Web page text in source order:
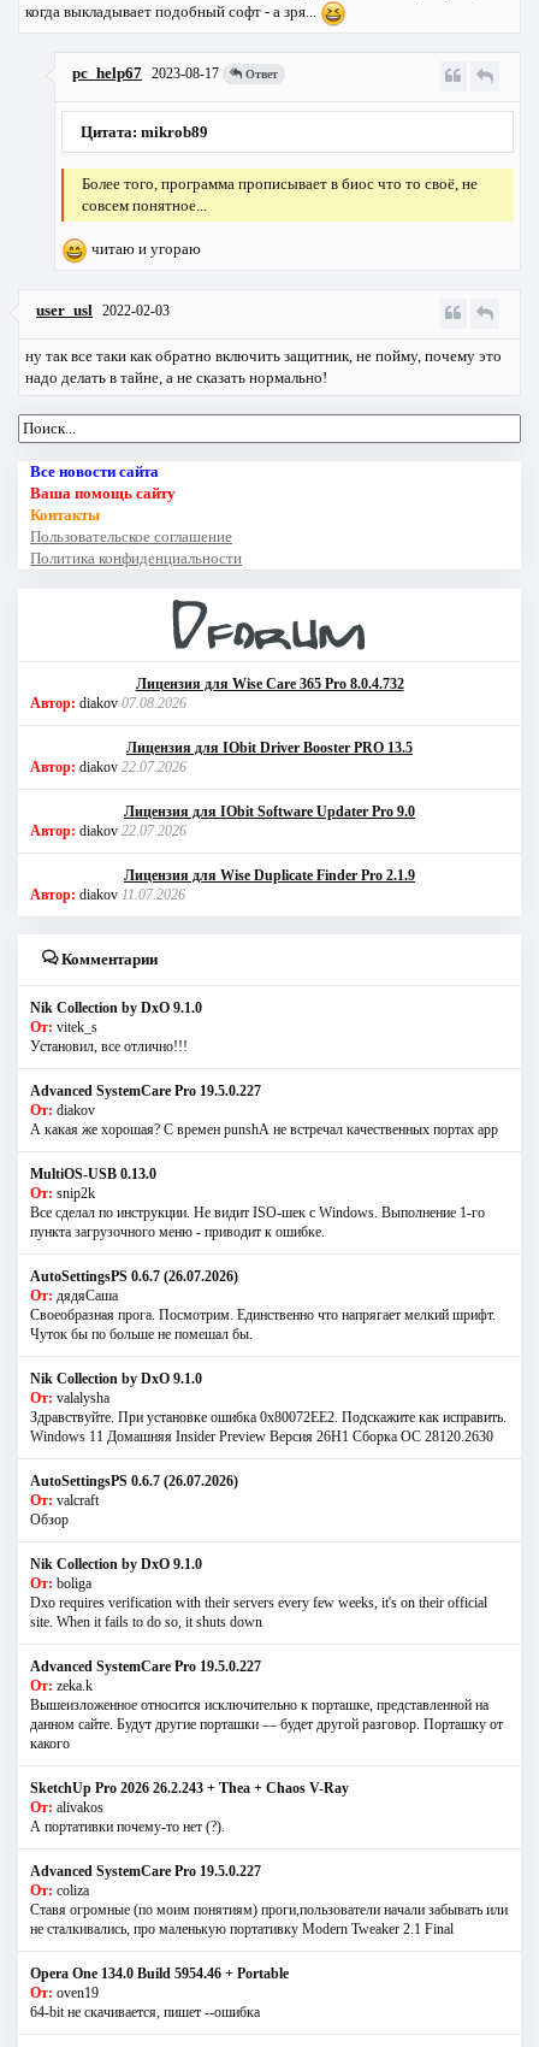
когда выкладывает подобный софт - а зря...
pc_help67 2023-08-17 Ответ
Цитата: mikrob89
Более того, программа прописывает в биос что то своё, не
совсем понятное...
читаю и угораю
user_usl 2022-02-03
ну так все таки как обратно включить защитник, не пойму, почему это
надо делать в тайне, а не сказать нормально!
Все новости сайта
Ваша помощь сайту
Контакты
Пользовательское соглашение
Политика конфиденциальности
Лицензия для Wise Care 365 Pro 8.0.4.732
Автор: diakov 07.08.2026
Лицензия для IObit Driver Booster PRO 13.5
Автор: diakov 22.07.2026
Лицензия для IObit Software Updater Pro 9.0
Автор: diakov 22.07.2026
Лицензия для Wise Duplicate Finder Pro 2.1.9
Автор: diakov 11.07.2026
Комментарии
Nik Collection by DxO 9.1.0
От: vitek_s
Установил, все отлично!!!
Advanced SystemCare Pro 19.5.0.227
От: diakov
А какая же хорошая? С времен punshА не встречал качественных портах app
MultiOS-USB 0.13.0
От: snip2k
Все сделал по инструкции. Не видит ISO-шек с Windows. Выполнение 1-го
пункта загрузочного меню - приводит к ошибке.
AutoSettingsPS 0.6.7 (26.07.2026)
От: дядяСаша
Своеобразная прога. Посмотрим. Единственно что напрягает мелкий шрифт.
Чуток бы по больше не помешал бы.
Nik Collection by DxO 9.1.0
От: valalysha
Здравствуйте. При установке ошибка 0х80072EE2. Подскажите как исправить.
Windows 11 Домашняя Insider Preview Версия 26H1 Сборка ОС 28120.2630
AutoSettingsPS 0.6.7 (26.07.2026)
От: valcraft
Обзор
Nik Collection by DxO 9.1.0
От: boliga
Dxo requires verification with their servers every few weeks, it's on their official
site. When it fails to do so, it shuts down
Advanced SystemCare Pro 19.5.0.227
От: zeka.k
Вышеизложенное относится исключительно к порташке, представленной на
данном сайте. Будут другие порташки — будет другой разговор. Порташку от
какого
SketchUp Pro 2026 26.2.243 + Thea + Chaos V-Ray
От: alivakos
А портативки почему-то нет (?).
Advanced SystemCare Pro 19.5.0.227
От: coliza
Ставя огромные (по моим понятиям) проги,пользователи начали забывать или
не сталкивались, про маленькую портативку Modern Tweaker 2.1 Final
Opera One 134.0 Build 5954.46 + Portable
От: oven19
64-bit не скачивается, пишет --ошибка